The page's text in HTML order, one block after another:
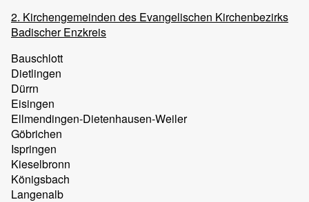
2. Kirchengemeinden des Evangelischen Kirchenbezirks
Badischer Enzkreis
Bauschlott
Dietlingen
Dürrn
Eisingen
Ellmendingen-Dietenhausen-Weiler
Göbrichen
Ispringen
Kieselbronn
Königsbach
Langenalb